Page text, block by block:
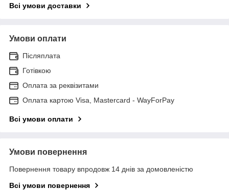
Всі умови доставки
Умови оплати
Післяплата
Готівкою
Оплата за реквізитами
Оплата картою Visa, Mastercard - WayForPay
Всі умови оплати
Умови повернення
Повернення товару впродовж 14 днів за домовленістю
Всі умови повернення